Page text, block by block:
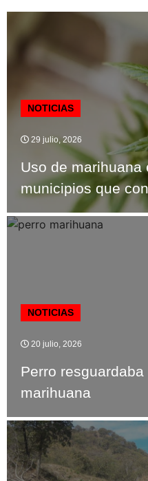
NOTICIAS
29 julio, 2026
Uso de
municipios que
NOTICIAS
20 julio, 2026
Perro
marihuana